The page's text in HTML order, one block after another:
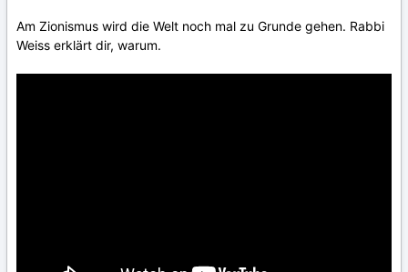
Am Zionismus wird die Welt noch mal zu Grunde gehen. Rabbi
Weiss erklärt dir, warum.